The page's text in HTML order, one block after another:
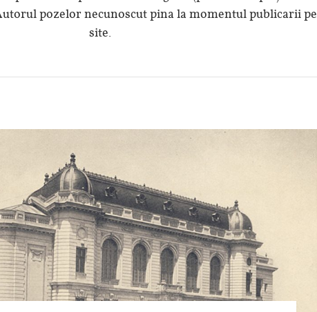
pozelor necunoscut pina la momentul publicarii pe
site.